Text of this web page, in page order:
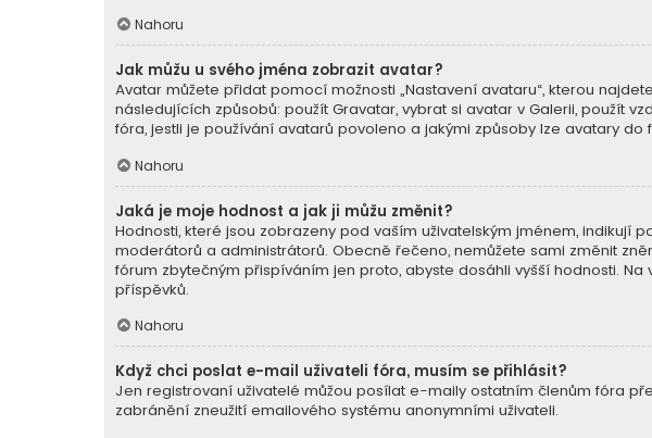
Nahoru
Jak můžu u svého jména zobrazit avatar?
Avatar můžete přidat pomocí možnosti „Nastavení avataru“, kterou
následujících způsobů: použít Gravatar, vybrat si avatar v Galerii, použít
fóra, jestli je používání avatarů povoleno a jakými způsoby lze avatary
Nahoru
Jaká je moje hodnost a jak ji můžu změnit?
Hodnosti, které jsou zobrazeny pod vaším uživatelským jménem, indikují
moderátorů a administrátorů. Obecně řečeno, nemůžete sami změnit
fórum zbytečným přispíváním jen proto, abyste dosáhli vyšší hodnosti.
příspěvků.
Nahoru
Když chci poslat e-mail uživateli fóra, musím se přihlásit?
Jen registrovaní uživatelé můžou posílat e-maily ostatním členům fóra
zabránění zneužití emailového systému anonymními uživateli.